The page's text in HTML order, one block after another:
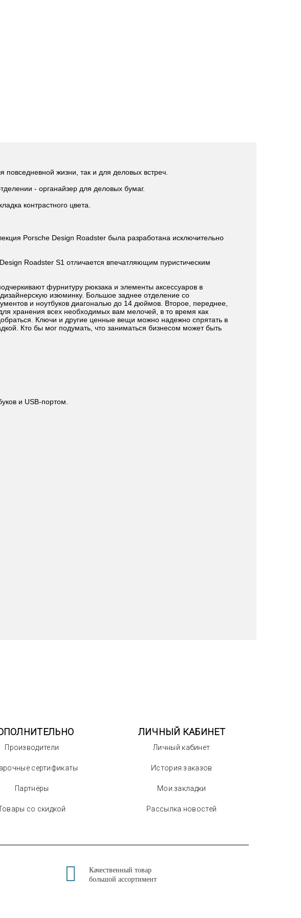
жизни, так и для деловых встреч.
- органайзер для деловых бумаг.
контрастного цвета.
Porsche Design Roadster была разработана исключительно
Roadster S1 отличается впечатляющим пуристическим
фурнитуру рюкзака и элементы аксессуаров в
изюминку. Большое заднее отделение со
и ноутбуков диагональю до 14 дюймов. Второе, переднее,
хранения всех необходимых вам мелочей, в то время как
Ключи и другие ценные вещи можно надежно спрятать в
Кто бы мог подумать, что заниматься бизнесом может быть
и USB-портом.
Производители
сертификаты
Партнёры
со скидкой
ЛИЧНЫЙ КАБИНЕТ
Личный кабинет
История заказов
Мои закладки
Рассылка новостей
Качественный товар
большой ассортимент